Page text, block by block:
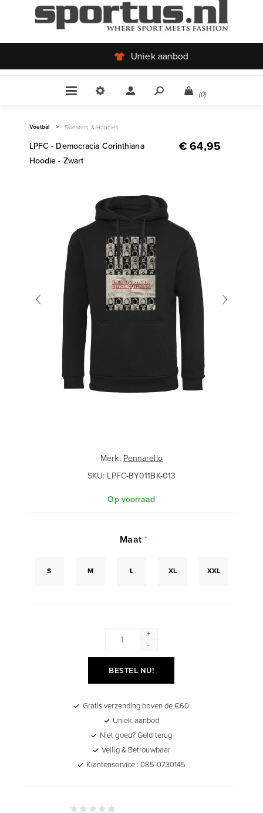
Uniek aanbod
(0)
Voetbal > Sweaters & Hoodies
LPFC - Democracia Corinthiana
Hoodie - Zwart
€ 64,95
Merk: Pennarello
SKU: LPFC-BY011BK-013
Op voorraad
Maat*
S M L XL XXL
+
-
BESTEL NU!
Gratis verzending boven de €60
Uniek aanbod
Niet goed? Geld terug
Veilig & Betrouwbaar
Klantenservice : 085-0730145